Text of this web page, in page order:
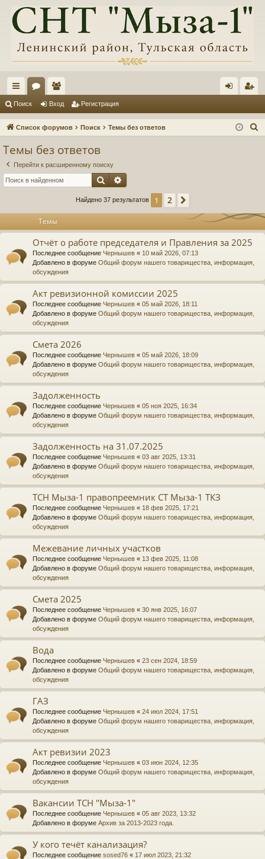
с
ы ум
ол
ьз
ел
д ис
Поиск Вход Регистрация
Список форумов Поиск Темы без ответов
Темы без ответов
Перейти к расширенному поиску
Поиск
Найдено 37 результатов 1 2
Темы
Отчёт о работе председателя и Правления за 2025
Последнее сообщение Чернышев « 10 май 2026, 07:13
Добавлено в форуме Общий форум нашего товарищества, информация,
обсуждения
Акт ревизионной комиссии 2025
Последнее сообщение Чернышев « 05 май 2026, 18:11
Добавлено в форуме Общий форум нашего товарищества, информация,
обсуждения
Смета 2026
Последнее сообщение Чернышев « 05 май 2026, 18:09
Добавлено в форуме Общий форум нашего товарищества, информация,
обсуждения
Задолженность
Последнее сообщение Чернышев « 05 ноя 2025, 16:34
Добавлено в форуме Общий форум нашего товарищества, информация,
обсуждения
Задолженность на 31.07.2025
Последнее сообщение Чернышев « 03 авг 2025, 13:31
Добавлено в форуме Общий форум нашего товарищества, информация,
обсуждения
ТСН Мыза-1 правопреемник СТ Мыза-1 ТКЗ
Последнее сообщение Чернышев « 18 фев 2025, 17:21
Добавлено в форуме Общий форум нашего товарищества, информация,
обсуждения
Межевание личных участков
Последнее сообщение Чернышев « 13 фев 2025, 11:08
Добавлено в форуме Общий форум нашего товарищества, информация,
обсуждения
Смета 2025
Последнее сообщение Чернышев « 30 янв 2025, 16:07
Добавлено в форуме Общий форум нашего товарищества, информация,
обсуждения
Вода
Последнее сообщение Чернышев « 23 сен 2024, 18:59
Добавлено в форуме Общий форум нашего товарищества, информация,
обсуждения
ГАЗ
Последнее сообщение Чернышев « 24 июл 2024, 17:51
Добавлено в форуме Общий форум нашего товарищества, информация,
обсуждения
Акт ревизии 2023
Последнее сообщение Чернышев « 03 июн 2024, 12:35
Добавлено в форуме Общий форум нашего товарищества, информация,
обсуждения
Вакансии ТСН "Мыза-1"
Последнее сообщение Чернышев « 05 авг 2023, 13:32
Добавлено в форуме Архив за 2013-2023 года.
У кого течёт канализация?
Последнее сообщение sosed76 « 17 июл 2023, 21:32